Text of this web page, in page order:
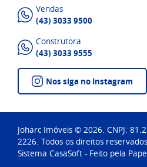
Vendas
(43) 3033 9500
Construtora
(43) 3033 9555
Nos siga no Instagram
Joharc Imóveis © 2026. CNPJ:
2226. Todos os direitos
Sistema CasaSoft - Feito pela